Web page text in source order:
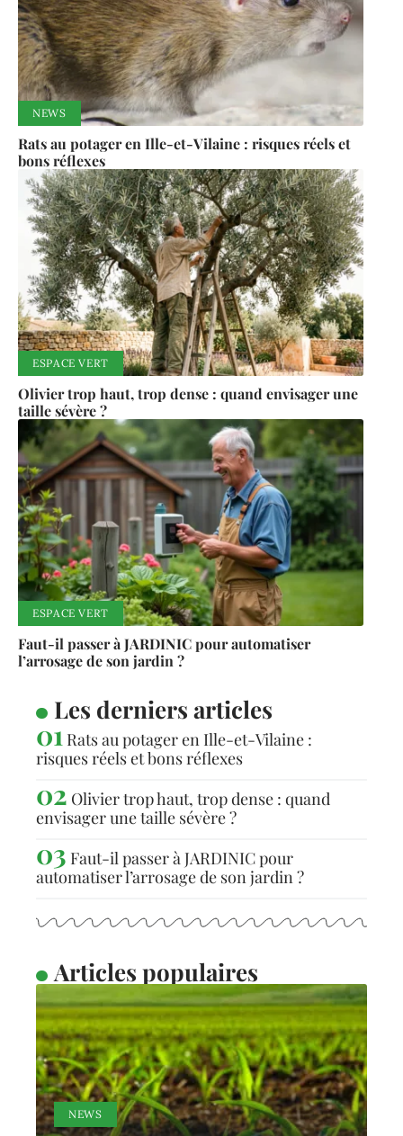
NEWS
Rats au potager en Ille-et-Vilaine : risques réels et
bons réflexes
ESPACE VERT
Olivier trop haut, trop dense : quand envisager une
taille sévère ?
ESPACE VERT
Faut-il passer à JARDINIC pour automatiser
l’arrosage de son jardin ?
Les derniers articles
Rats au potager en Ille-et-Vilaine :
risques réels et bons réflexes
Olivier trop haut, trop dense : quand
envisager une taille sévère ?
Faut-il passer à JARDINIC pour
automatiser l’arrosage de son jardin ?
Articles populaires
NEWS